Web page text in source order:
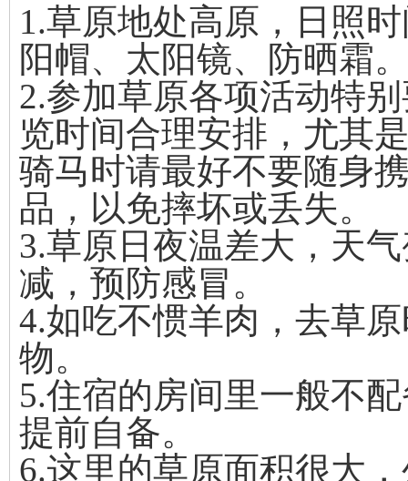
1.草原地处高原，日照
阳帽、太阳镜、防晒霜
2.参加草原各项活动特
览时间合理安排，尤其
骑马时请最好不要随身
品，以免摔坏或丢失。
3.草原日夜温差大，天
减，预防感冒。
4.如吃不惯羊肉，去草
物。
5.住宿的房间里一般不
提前自备。
6.这里的草原面积很大